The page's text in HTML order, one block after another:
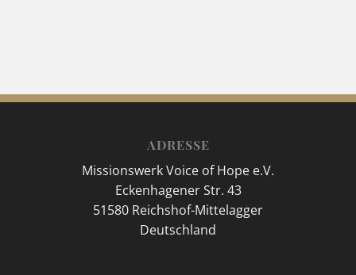
ADRESSE
Missionswerk Voice of Hope e.V.
Eckenhagener Str. 43
51580 Reichshof-Mittelagger
Deutschland